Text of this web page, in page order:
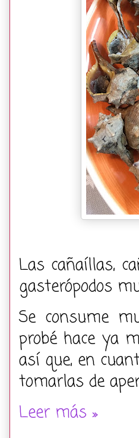
Las cañaíllas,
gasterópodos
Se consume
probé hace ya
así que, en
tomarlas de
Leer más »